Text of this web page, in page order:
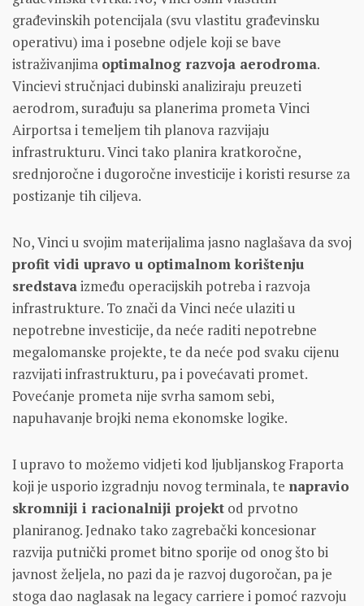
građevinskih potencijala (svu vlastitu građevinsku
operativu) ima i posebne odjele koji se bave
istraživanjima optimalnog razvoja aerodroma.
Vincievi stručnjaci dubinski analiziraju preuzeti
aerodrom, surađuju sa planerima prometa Vinci
Airportsa i temeljem tih planova razvijaju
infrastrukturu. Vinci tako planira kratkoročne,
srednjoročne i dugoročne investicije i koristi resurse za
postizanje tih ciljeva.
No, Vinci u svojim materijalima jasno naglašava da svoj
profit vidi upravo u optimalnom korištenju
sredstavaizmeđu operacijskih potreba i razvoja
infrastrukture. To znači da Vinci neće ulaziti u
nepotrebne investicije, da neće raditi nepotrebne
megalomanske projekte, te da neće pod svaku cijenu
razvijati infrastrukturu, pa i povećavati promet.
Povećanje prometa nije svrha samom sebi,
napuhavanje brojki nema ekonomske logike.
I upravo to možemo vidjeti kod ljubljanskog Fraporta
koji je usporio izgradnju novog terminala, te napravio
skromniji i racionalniji projekt od prvotno
planiranog. Jednako tako zagrebački koncesionar
razvija putnički promet bitno sporije od onog što bi
javnost željela, no pazi da je razvoj dugoročan, pa je
stoga dao naglasak na legacy carriere i pomoć razvoju